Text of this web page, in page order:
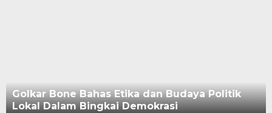
Golkar Bone Bahas Etika dan Budaya Politik
Lokal Dalam Bingkai Demokrasi